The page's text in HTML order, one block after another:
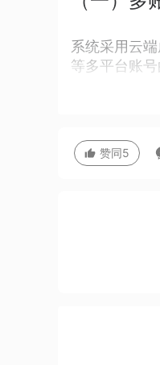
系统采用云
等多平台账
赞同5